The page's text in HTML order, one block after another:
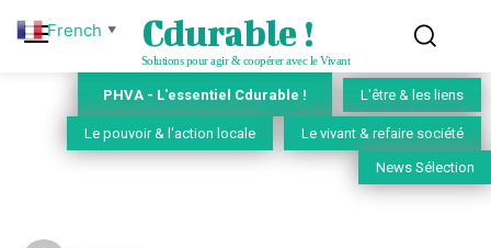
Cdurable !
Solutions pour agir & coopérer avec le Vivant
PHVA - L'essentiel Cdurable ! L'être & les liens
Le pouvoir & l'action locale Le vivant & refaire société
News Sélection
French ▼